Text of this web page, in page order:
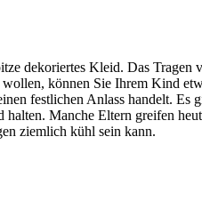
dekoriertes Kleid. Das Tragen
können Sie Ihrem Kind
festlichen Anlass handelt. Es
Manche Eltern greifen
ziemlich kühl sein kann.